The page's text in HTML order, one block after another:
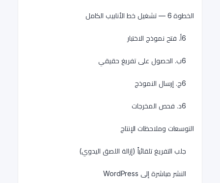
الخطوة 6 — تشغيل خط الأنابيب الكامل
6أ. فتح نموذج الاختبار
6ب. الحصول على تفريغ حقيقي
6ج. إرسال النموذج
6د. فحص المخرجات
التوسعات وملاحظات الإنتاج
جلب التفريغ تلقائياً (إزالة اللصق اليدوي)
النشر مباشرة إلى WordPress